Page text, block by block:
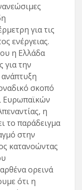
για τις
ενέργειας.
η Ελλάδα
για την
σκοπό
Ευρωπαϊκών
η
το παράδειγμα
στην
κατανοώντας
ορεινά
ότι η